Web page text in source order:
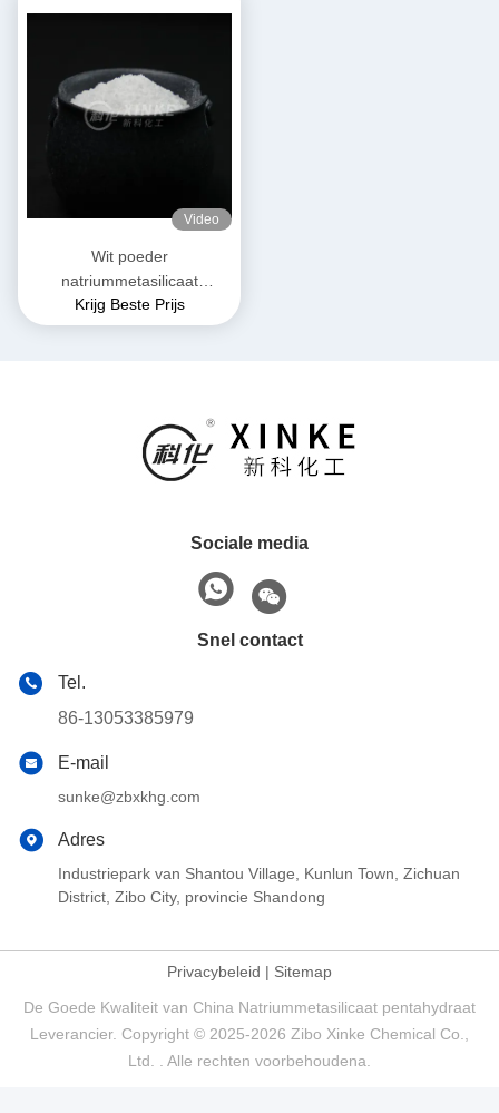
Video
Wit poeder
natriummetasilicaat
pentahydraat Niet
ontvlambaar en geschikt
Krijg Beste Prijs
Sociale media
Snel contact
Tel.
86-13053385979
E-mail
sunke@zbxkhg.com
Adres
Industriepark van Shantou Village, Kunlun Town, Zichuan
District, Zibo City, provincie Shandong
Privacybeleid | Sitemap
De Goede Kwaliteit van China Natriummetasilicaat pentahydraat
Leverancier. Copyright © 2025-2026 Zibo Xinke Chemical Co.,
Ltd. . Alle rechten voorbehoudena.